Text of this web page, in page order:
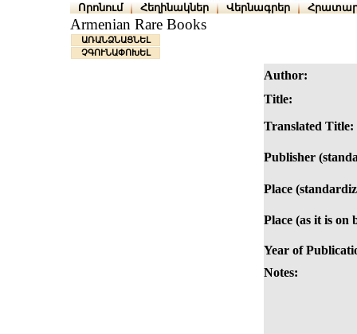
Որոնում Հեղինակներ Վերնագրեր
Armenian Rare Books
ԱՌԱՆՁՆԱՑՆԵԼ
ՉԳՈՒՆԱՓՈԽԵԼ
Author:
Title:
Translated Title:
Publisher
Place
Place (as it is on
Year of
Notes: